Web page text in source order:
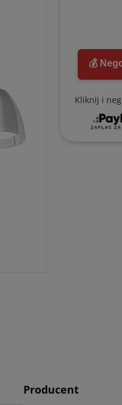
💰
Kliknij i
Producent